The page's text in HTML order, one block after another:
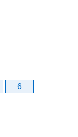
6